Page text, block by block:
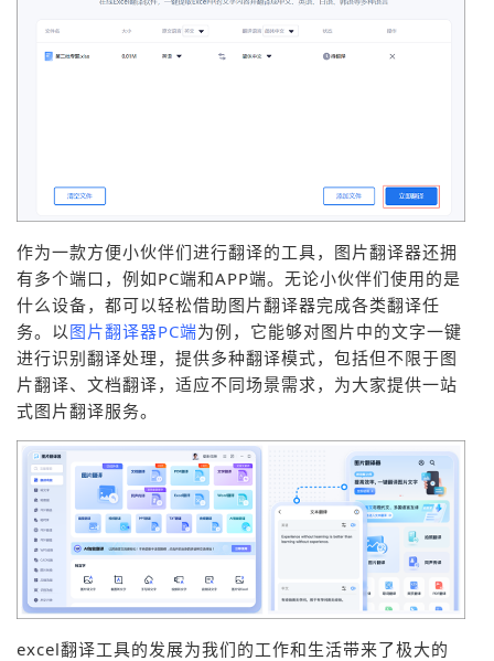
作为一款方便小伙伴们进行翻译的工具，图片翻译器还拥
有多个端口，例如PC端和APP端。无论小伙伴们使用的是
什么设备，都可以轻松借助图片翻译器完成各类翻译任
务。以图片翻译器PC端为例，它能够对图片中的文字一键
进行识别翻译处理，提供多种翻译模式，包括但不限于图
片翻译、文档翻译，适应不同场景需求，为大家提供一站
式图片翻译服务。
excel翻译工具的发展为我们的工作和生活带来了极大的